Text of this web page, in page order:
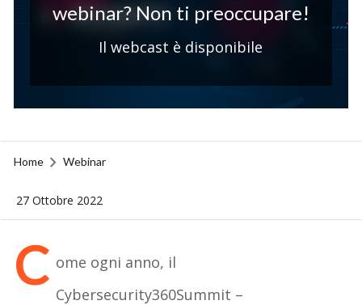
webinar? Non ti preoccupare!
Il webcast è disponibile
Home Webinar
27 Ottobre 2022
C ome ogni anno, il
Cybersecurity360Summit –